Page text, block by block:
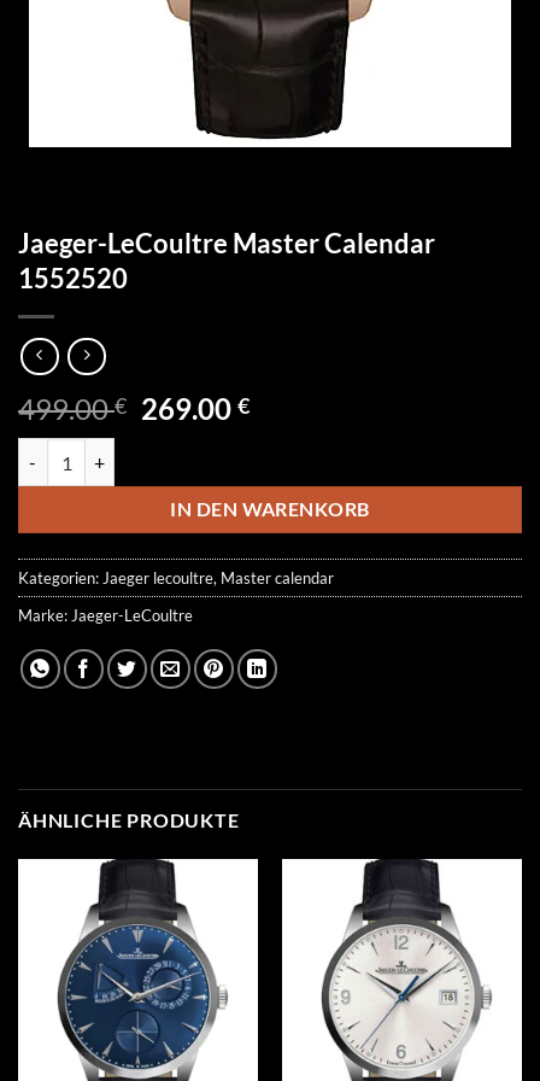
Jaeger-LeCoultre Master Calendar
1552520
499.00€ Ursprünglicher
499.00 €
269.00€Aktueller
269.00 €.
IN DEN WARENKORB
Kategorien: Jaeger lecoultre, Master calendar
Marke: Jaeger-LeCoultre
ÄHNLICHE PRODUKTE